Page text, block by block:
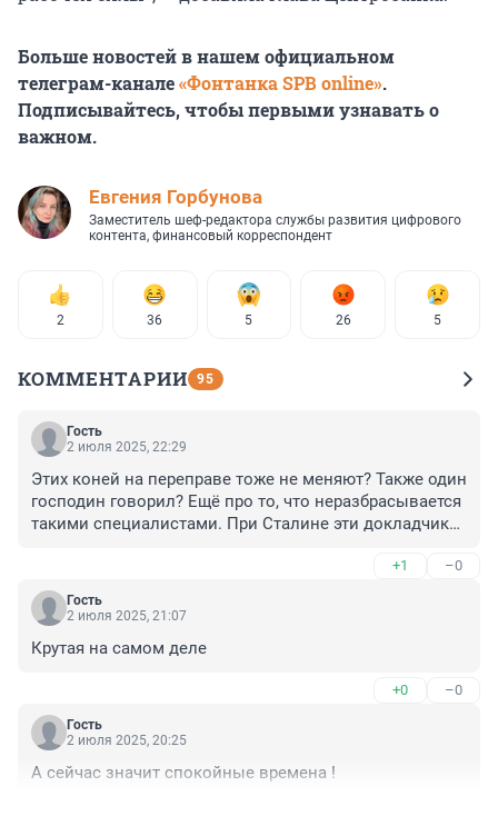
Больше новостей в нашем официальном
телеграм-канале«Фонтанка SPB online».
Подписывайтесь, чтобы первыми узнавать о
важном.
Евгения Горбунова
Заместитель шеф-редактора службы развития цифрового
контента, финансовый корреспондент
2 36 5 26 5
КОММЕНТАРИИ 95
Гость
2 июля 2025, 22:29
Этих коней на переправе тоже не меняют? Также один
господин говорил? Ещё про то, что неразбрасывается
такими специалистами. При Сталине эти докладчики
+1 –0
Гость
2 июля 2025, 21:07
Крутая на самом деле
+0 –0
Гость
2 июля 2025, 20:25
А сейчас значит спокойные времена !